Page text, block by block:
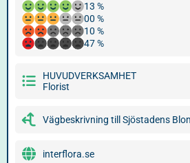
13 %
00 %
10 %
47 %
HUVUDVERKSAMHET
Florist
Vägbeskrivning till Sjöstadens
interflora.se